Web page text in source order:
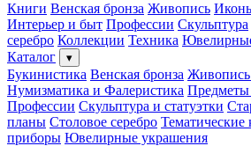
Книги Венская бронза Живопись
Интерьер и быт Профессии Скульптура
серебро Коллекции Техника
Каталог
▾
Букинистика Венская бронза Живопись
Нумизматика и Фалеристика Предметы
Профессии Скульптура и статуэтки
планы Столовое серебро Тематические
приборы Ювелирные украшения